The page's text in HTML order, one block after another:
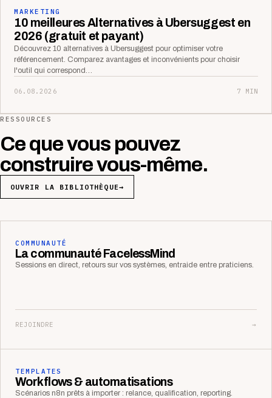
MARKETING
10 meilleures Alternatives à Ubersuggest en
2026 (gratuit et payant)
Découvrez 10 alternatives à Ubersuggest pour optimiser votre
référencement. Comparez avantages et inconvénients pour choisir
l'outil qui correspond…
06.08.2026 7 MIN
RESSOURCES
Ce que vous pouvez
construire vous-même.
OUVRIR LA BIBLIOTHÈQUE→
COMMUNAUTÉ
La communauté FacelessMind
Sessions en direct, retours sur vos systèmes, entraide entre praticiens.
REJOINDRE →
TEMPLATES
Workflows & automatisations
Scénarios n8n prêts à importer : relance, qualification, reporting.